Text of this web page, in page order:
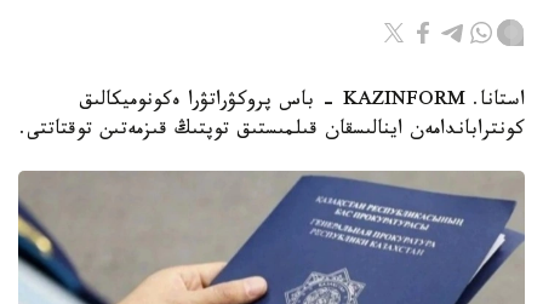
استانا. KAZINFORM - باس پروكۋراتۋرا ەكونوميكالىق
كونتراباندامەن اينالىسقان قىلمىستىق توپتىڭ قىزمەتىن توقتاتتى.